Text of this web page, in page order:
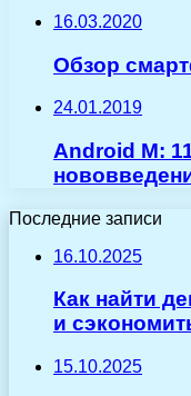
16.03.2020
Обзор
24.01.2019
Android M:
Последние записи
16.10.2025
Как найти
и
15.10.2025